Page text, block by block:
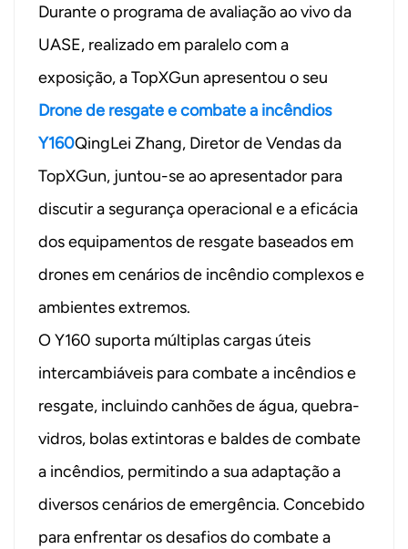
Durante o programa de avaliação ao vivo da
UASE, realizado em paralelo com a
exposição, a TopXGun apresentou o seu
Drone de resgate e combate a incêndios
Y160QingLei Zhang, Diretor de Vendas da
TopXGun, juntou-se ao apresentador para
discutir a segurança operacional e a eficácia
dos equipamentos de resgate baseados em
drones em cenários de incêndio complexos e
ambientes extremos.
O Y160 suporta múltiplas cargas úteis
intercambiáveis ​​para combate a incêndios e
resgate, incluindo canhões de água, quebra-
vidros, bolas extintoras e baldes de combate
a incêndios, permitindo a sua adaptação a
diversos cenários de emergência. Concebido
para enfrentar os desafios do combate a